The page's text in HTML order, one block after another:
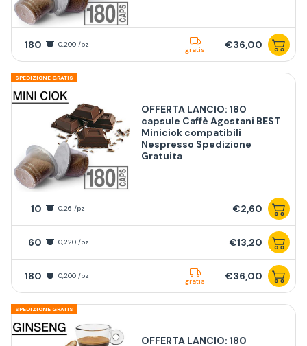
180 0,200 /pz
gratis €36,00
SPEDIZIONE GRATIS
OFFERTA LANCIO: 180
capsule Caffè Agostani BEST
Miniciok compatibili
Nespresso Spedizione
Gratuita
10 0,26 /pz €2,60
60 0,220 /pz €13,20
180 0,200 /pz
gratis €36,00
SPEDIZIONE GRATIS
OFFERTA LANCIO: 180